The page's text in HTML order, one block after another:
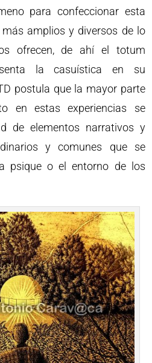
para confeccionar esta
amplios y diversos de lo
ofrecen, de ahí el totum
la casuística en su
postula que la mayor parte
en estas experiencias se
de elementos narrativos y
y comunes que se
psique o el entorno de los